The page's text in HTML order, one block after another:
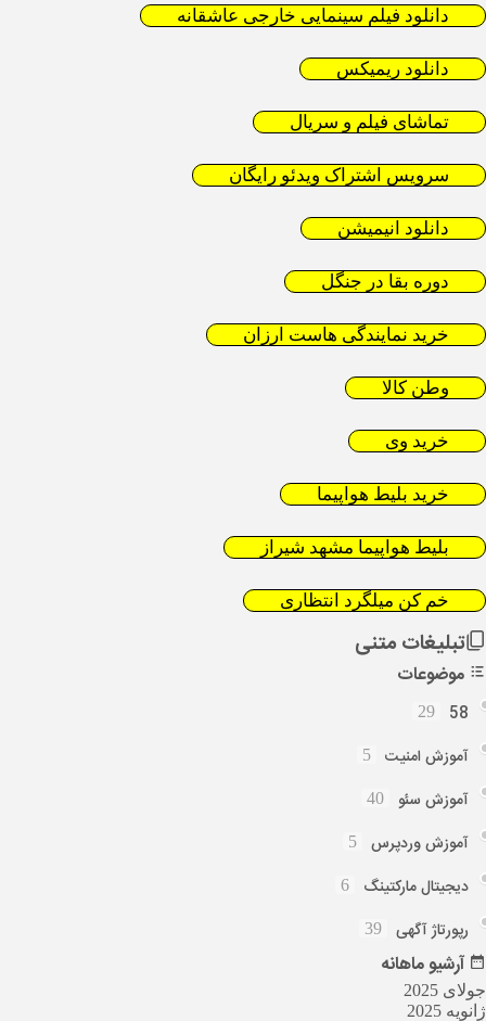
دانلود فیلم سینمایی خارجی عاشقانه
دانلود ریمیکس
تماشای فیلم و سریال
سرویس اشتراک ویدئو رایگان
دانلود انیمیشن
دوره بقا در جنگل
خرید نمایندگی هاست ارزان
وطن کالا
خرید وی
خرید بلیط هواپیما
بلیط هواپیما مشهد شیراز
خم کن میلگرد انتظاری
تبلیغات متنی
موضوعات
58
29
آموزش امنیت 5
آموزش سئو 40
آموزش وردپرس 5
دیجیتال مارکتینگ 6
رپورتاژ آگهی 39
آرشیوماهانه
جولای 2025
ژانویه 2025